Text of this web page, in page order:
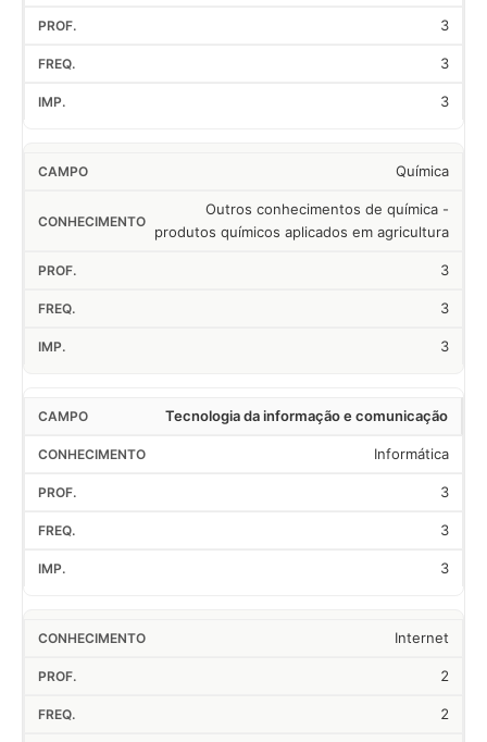
3
3
3
Química
Outros conhecimentos de química -
produtos químicos aplicados em agricultura
3
3
3
Tecnologia da informação e comunicação
Informática
3
3
3
Internet
2
2